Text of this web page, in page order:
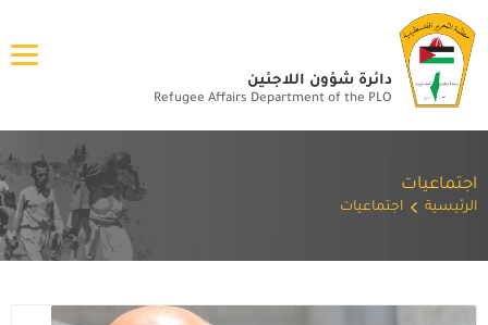
دائرة شؤون اللاجئين
Refugee Affairs Department of the PLO
اجتماعيات
الرئيسية اجتماعيات